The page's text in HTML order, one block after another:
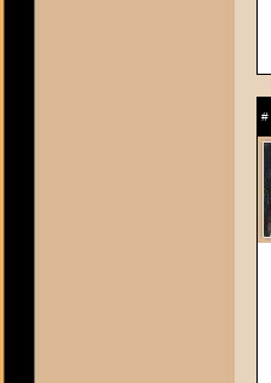
#